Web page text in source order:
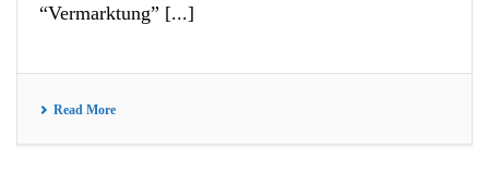
“Vermarktung” [...]
Read More